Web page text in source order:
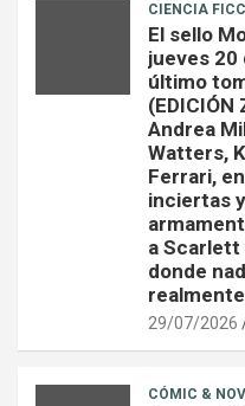
CIENCIA
El sello
jueves 20
último
(EDICIÓN
Andrea
Watters,
Ferrari,
inciertas
a Scarlett
donde
29/07/2026
CÓMIC &